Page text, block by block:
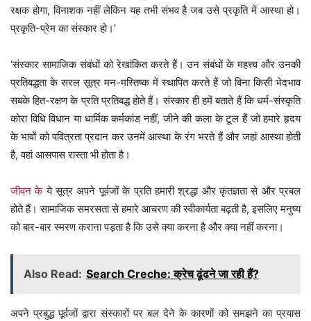
रक्षक होगा, विनाशक नहीं लेकिन यह तभी संभव है जब उसे प्रकृति में आस्था हो।
प्रकृति-प्रेम का संस्कार हो।’
‘संस्कार सामाजिक संबंधों को रेखांकित करते हैं। उन संबंधों के महत्त्व और उनकी
प्रतिबद्धता के सरल सूत्र मन-मस्तिष्क में स्थापित करते हैं जो बिना किसी भेदभाव
सबके हित-रक्षण के प्रति प्रतिबद्ध होते हैं। संस्कार ही हमें बताते हैं कि धर्म-संस्कृति
कोरा विधि विधान या धार्मिक कर्मकांड नहीं, जीने की कला के टूल हैं जो हमारे हृदय
के भावों को पवित्रता प्रदान कर उनमें आस्था के रंग भरते हैं और जहां आस्था होती
है, वहां आसपास रास्ता भी होता है।
जीवन केये सूत्र अपने पूर्वजों के प्रति हमारी श्रद्धा और कृतज्ञता से और प्रबल
होते हैं। सामाजिक समरसता से हमारे आचरण की स्वीकार्यता बढ़ती है, इसलिए मनुष्य
को बार-बार स्मरण कराना पड़ता है कि उसे क्या करना है और क्या नहीं करना।
Also Read: Search Creche: क्रेच ढूंढने जा रही हैं?
अपने प्रबुद्ध पूर्वजों द्वारा संस्कारों पर बल देने के कारणों को समझने का प्रयास